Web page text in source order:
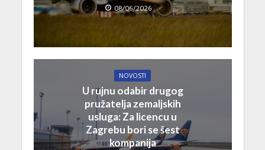
08/06/2026
NOVOSTI
U rujnu odabir drugog
pružatelja zemaljskih
usluga: Za licencu u
Zagrebu bori se šest
kompanija